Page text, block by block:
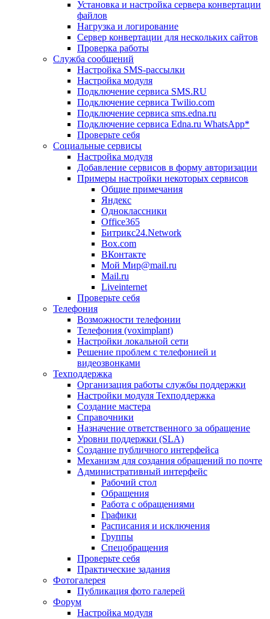
Установка и настройка сервера конвертации
файлов
Нагрузка и логирование
Сервер конвертации для нескольких сайтов
Проверка работы
Служба сообщений
Настройка SMS-рассылки
Настройка модуля
Подключение сервиса SMS.RU
Подключение сервиса Twilio.com
Подключение сервиса sms.edna.ru
Подключение сервиса Edna.ru WhatsApp*
Проверьте себя
Социальные сервисы
Настройка модуля
Добавление сервисов в форму авторизации
Примеры настройки некоторых сервисов
Общие примечания
Яндекс
Одноклассники
Office365
Битрикс24.Network
Box.com
ВКонтакте
Мой Мир@mail.ru
Mail.ru
Liveinternet
Проверьте себя
Телефония
Возможности телефонии
Телефония (voximplant)
Настройки локальной сети
Решение проблем с телефонией и
видеозвонками
Техподдержка
Организация работы службы поддержки
Настройки модуля Техподдержка
Создание мастера
Справочники
Назначение ответственного за обращение
Уровни поддержки (SLA)
Создание публичного интерфейса
Механизм для создания обращений по почте
Административный интерфейс
Рабочий стол
Обращения
Работа с обращениями
Графики
Расписания и исключения
Группы
Спецобращения
Проверьте себя
Практические задания
Фотогалерея
Публикация фото галерей
Форум
Настройка модуля